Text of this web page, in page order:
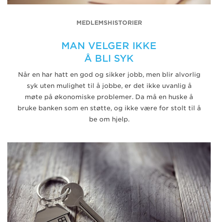
MEDLEMSHISTORIER
MAN VELGER IKKE
Å BLI SYK
Når en har hatt en god og sikker jobb, men blir alvorlig
syk uten mulighet til å jobbe, er det ikke uvanlig å
møte på økonomiske problemer. Da må en huske å
bruke banken som en støtte, og ikke være for stolt til å
be om hjelp.